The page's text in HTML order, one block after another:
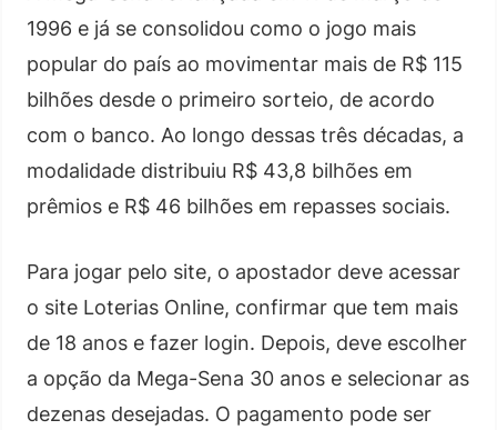
1996 e já se consolidou como o jogo mais
popular do país ao movimentar mais de R$ 115
bilhões desde o primeiro sorteio, de acordo
com o banco. Ao longo dessas três décadas, a
modalidade distribuiu R$ 43,8 bilhões em
prêmios e R$ 46 bilhões em repasses sociais.
Para jogar pelo site, o apostador deve acessar
o site Loterias Online, confirmar que tem mais
de 18 anos e fazer login. Depois, deve escolher
a opção da Mega-Sena 30 anos e selecionar as
dezenas desejadas. O pagamento pode ser